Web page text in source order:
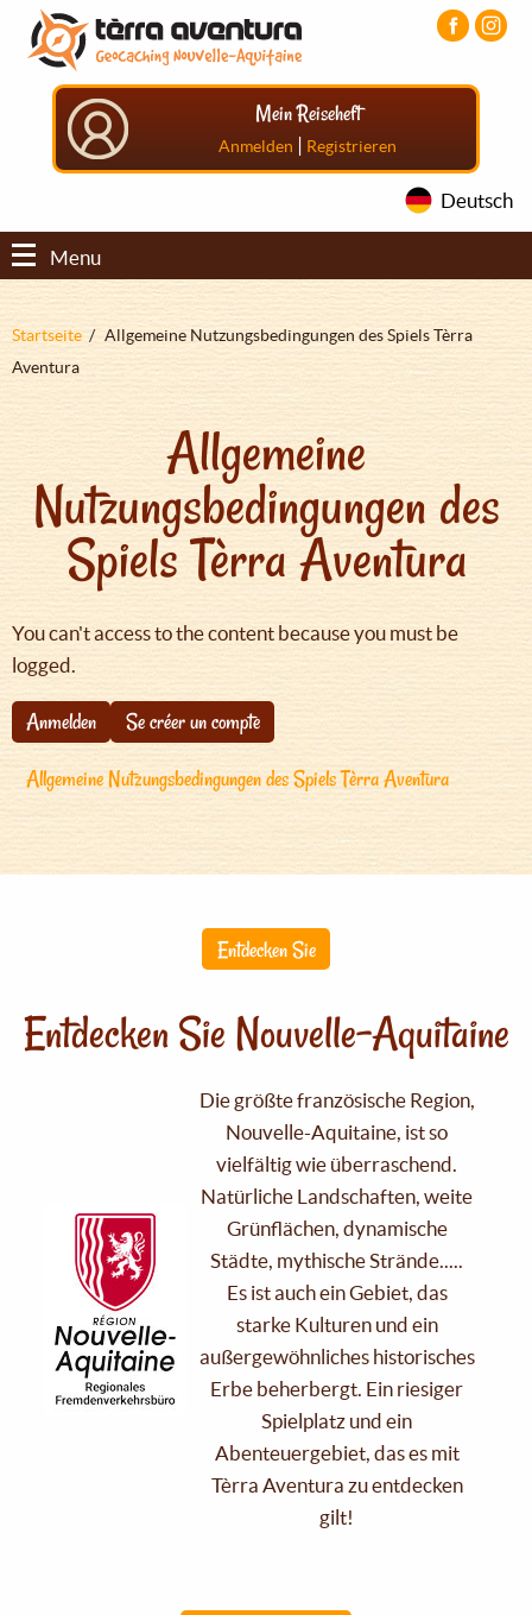
Direkt
zum
Inhalt
Aller
menu
principal
Aller
pied
Mein Reiseheft
Anmelden | Registrieren
Deutsch
Menu
Pfadnavigation
Startseite
Allgemeine Nutzungsbedingungen des Spiels Tèrra
Aventura
Allgemeine
Nutzungsbedingungen des
Spiels Tèrra Aventura
You can't access to the content because you must be
logged.
Anmelden
Se créer un compte
Allgemeine Nutzungsbedingungen des Spiels Tèrra Aventura
Entdecken Sie
Entdecken Sie Nouvelle-Aquitaine
Die größte französische Region,
Nouvelle-Aquitaine, ist so
vielfältig wie überraschend.
Natürliche Landschaften, weite
Grünflächen, dynamische
Städte, mythische Strände.....
Es ist auch ein Gebiet, das
starke Kulturen und ein
außergewöhnliches historisches
Erbe beherbergt. Ein riesiger
Spielplatz und ein
Abenteuergebiet, das es mit
Tèrra Aventura zu entdecken
gilt!